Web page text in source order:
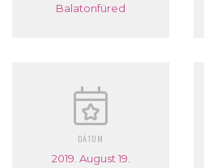
Balatonfüred
DÁTUM
2019. August 19.